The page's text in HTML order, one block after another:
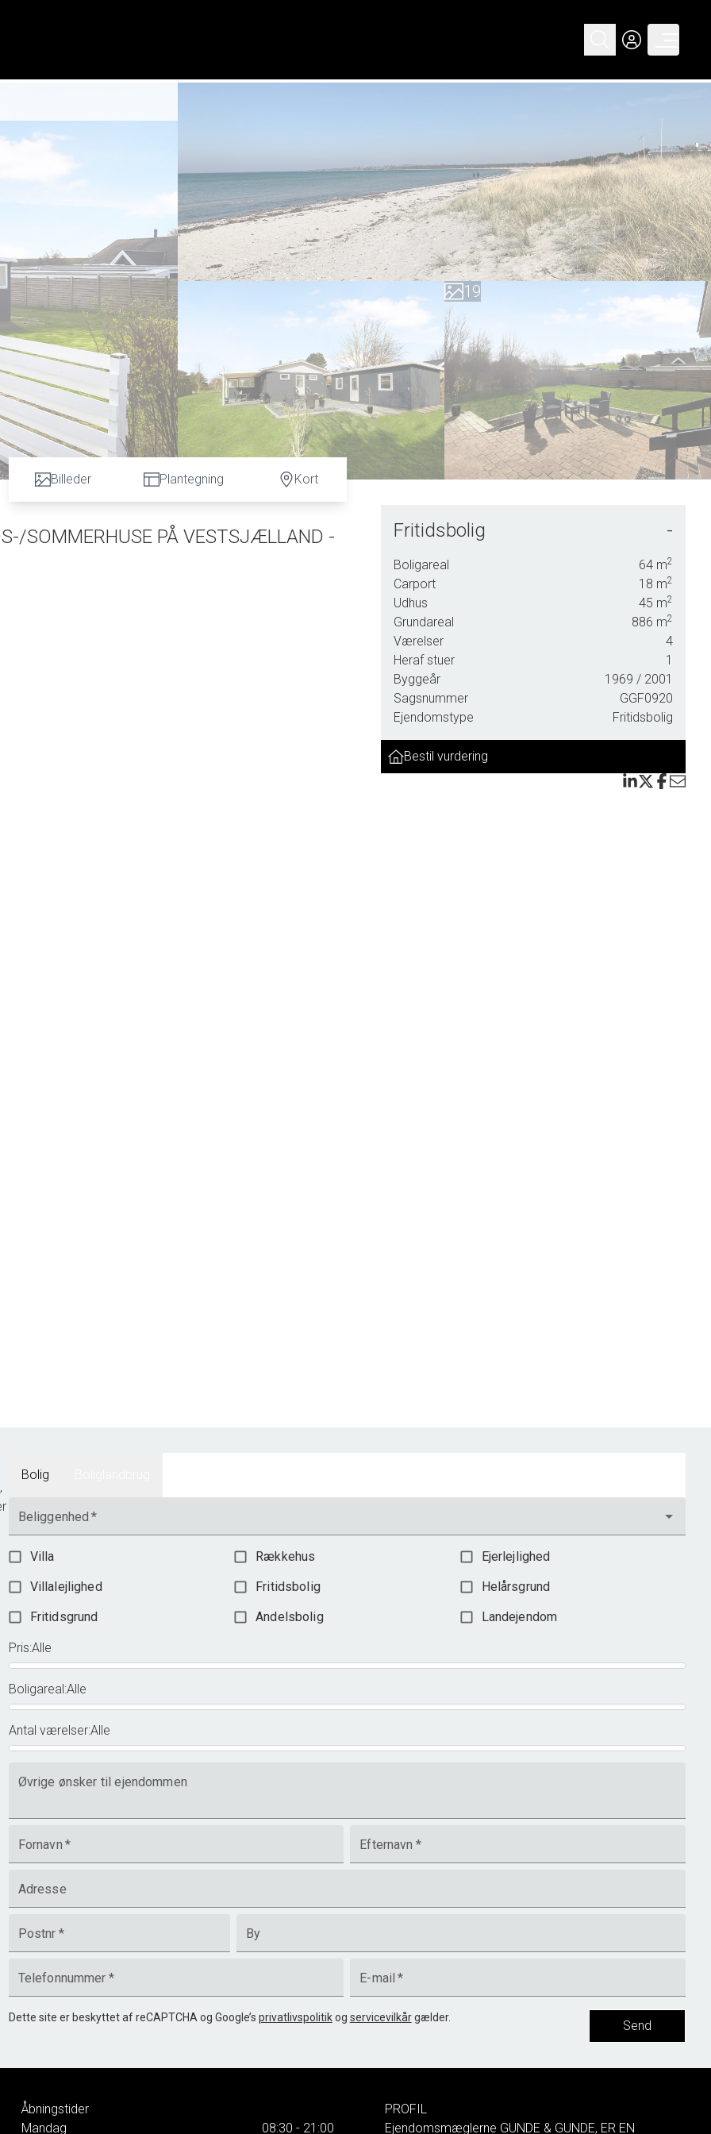
0
1
3
4
5
6
7
8
9
2
3
4
5
6
7
8
9
Billeder Plantegning Kort
SOMMERHUSE PÅ VESTSJÆLLAND -
den bliver renset en gang om ugen, har Blåt Flag, fint sand, er fremkommelig for
hvilket gør den venlig for bl.a. børn.
og alle typer vand- samt sejlsport.
Fritidsbolig -
Boligareal 64 m2
Carport 18 m2
Udhus 45 m2
Grundareal 886 m2
Værelser
4
Heraf stuer
1
Byggeår
1969 / 2001
Sagsnummer
GGF0920
Ejendomstype
Fritidsbolig
Bestil vurdering
Bolig
Beliggenhed *
Villa Rækkehus
Ejerlejlighed
Villalejlighed
Fritidsbolig
Helårsgrund
Fritidsgrund
Andelsbolig Landejendom
Pris:Alle
Boligareal:Alle
Antal værelser:Alle
Øvrige ønsker til ejendommen
Fornavn * Efternavn *
Adresse
Postnr * By
Telefonnummer * E-mail *
Dette site er beskyttet af reCAPTCHA og Google’s privatlivspolitik og servicevilkår gælder.
Send
Åbningstider
Mandag
08:30 - 21:00
PROFIL
Ejendomsmæglerne GUNDE & GUNDE, ER EN